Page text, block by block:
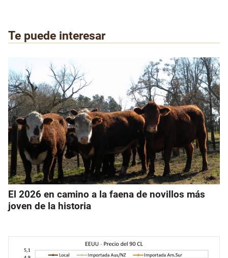
Te puede interesar
El 2026 en camino a la faena de novillos más
joven de la historia